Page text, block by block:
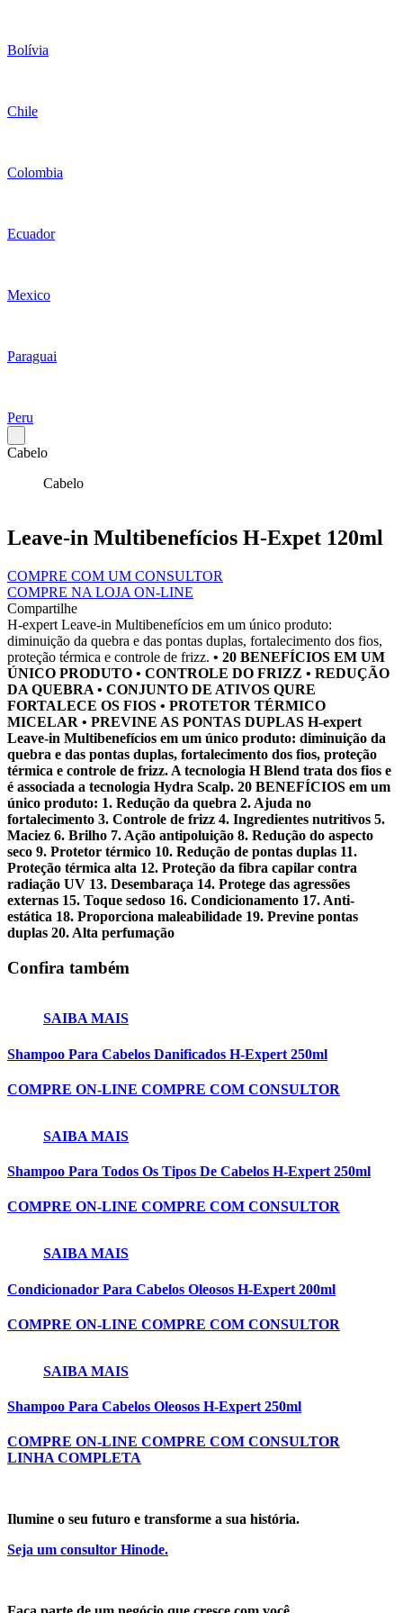
Bolívia
Chile
Colombia
Ecuador
Mexico
Paraguai
Peru
Cabelo
Cabelo
Leave-in Multibenefícios H-Expet 120ml
COMPRE COM UM CONSULTOR
COMPRE NA LOJA ON-LINE
Compartilhe
H-expert Leave-in Multibenefícios em um único produto:
diminuição da quebra e das pontas duplas, fortalecimento dos fios,
proteção térmica e controle de frizz. • 20 BENEFÍCIOS EM UM
ÚNICO PRODUTO • CONTROLE DO FRIZZ • REDUÇÃO
DA QUEBRA • CONJUNTO DE ATIVOS QURE
FORTALECE OS FIOS • PROTETOR TÉRMICO
MICELAR • PREVINE AS PONTAS DUPLAS H-expert
Leave-in Multibenefícios em um único produto: diminuição da
quebra e das pontas duplas, fortalecimento dos fios, proteção
térmica e controle de frizz. A tecnologia H Blend trata dos fios e
é associada a tecnologia Hydra Scalp. 20 BENEFÍCIOS em um
único produto: 1. Redução da quebra 2. Ajuda no
fortalecimento 3. Controle de frizz 4. Ingredientes nutritivos 5.
Maciez 6. Brilho 7. Ação antipoluição 8. Redução do aspecto
seco 9. Protetor térmico 10. Redução de pontas duplas 11.
Proteção térmica alta 12. Proteção da fibra capilar contra
radiação UV 13. Desembaraça 14. Protege das agressões
externas 15. Toque sedoso 16. Condicionamento 17. Anti-
estática 18. Proporciona maleabilidade 19. Previne pontas
duplas 20. Alta perfumação
Confira também
SAIBA MAIS
Shampoo Para Cabelos Danificados H-Expert 250ml
COMPRE ON-LINE COMPRE COM CONSULTOR
SAIBA MAIS
Shampoo Para Todos Os Tipos De Cabelos H-Expert 250ml
COMPRE ON-LINE COMPRE COM CONSULTOR
SAIBA MAIS
Condicionador Para Cabelos Oleosos H-Expert 200ml
COMPRE ON-LINE COMPRE COM CONSULTOR
SAIBA MAIS
Shampoo Para Cabelos Oleosos H-Expert 250ml
COMPRE ON-LINE COMPRE COM CONSULTOR
LINHA COMPLETA
Ilumine o seu futuro e transforme a sua história.
Seja um consultor Hinode.